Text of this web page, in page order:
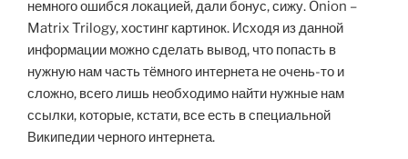
немного ошибся локацией, дали бонус, сижу. Onion –
Matrix Trilogy, хостинг картинок. Исходя из данной
информации можно сделать вывод, что попасть в
нужную нам часть тёмного интернета не очень-то и
сложно, всего лишь необходимо найти нужные нам
ссылки, которые, кстати, все есть в специальной
Википедии черного интернета.